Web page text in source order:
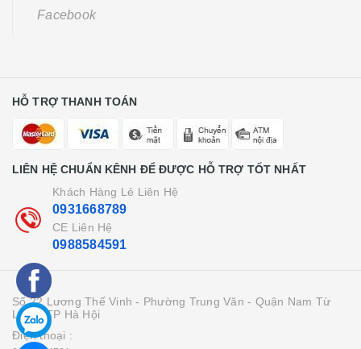
Facebook
HỖ TRỢ THANH TOÁN
LIÊN HỆ CHUẨN KÊNH ĐỂ ĐƯỢC HỖ TRỢ TỐT NHẤT
Khách Hàng Lẻ Liên Hệ
0931668789
CE Liên Hệ
0988584591
Số 22 Lương Thế Vinh - Phường Trung Văn - Quận Nam Từ
Liên - TP Hà Hội
Điện thoại :